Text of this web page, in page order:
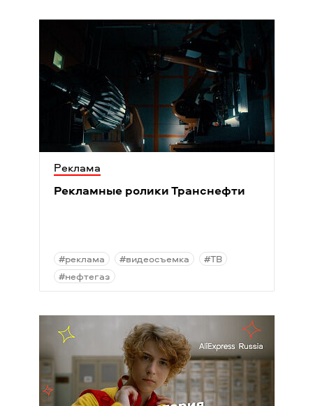
Реклама
Рекламные ролики Транснефти
#реклама #видеосъемка
#ТВ
#нефтегаз